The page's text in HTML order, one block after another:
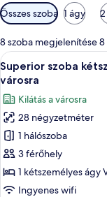
Szobákhoz
rendelkezésre
álló
szűrők
Összes szoba 1 ágy
8 szoba megjelenítése 8
A
következő
szoba
összes
képének
megtekintése:
Superior
szoba
kétszemélyes
5
Superior szoba
városra
Kilátás a városra
28 négyzetméter
1 hálószoba
3 férőhely
1 kétszemélyes ágy
Ingyenes wifi